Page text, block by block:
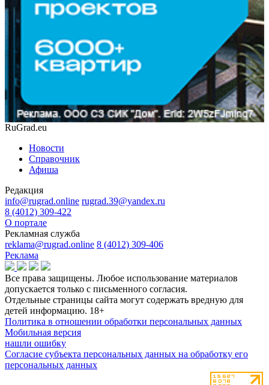
RuGrad.eu
Новости
Справочник
Афиша
Редакция
info@rugrad.online rugrad.39@yandex.ru
8 (4012) 309-422
О портале
Рекламная служба
reklama@rugrad.online 8 (4012) 309-406
Реклама
Все права защищены. Любое использование материалов
допускается только с письменного согласия.
Отдельные страницы сайта могут содержать вредную для
детей информацию. 18+
Политика в отношении обработки персональных данных
Мобильная версия
нашли ошибку
Согласие субъекта персональных данных на обработку его
персональных данных